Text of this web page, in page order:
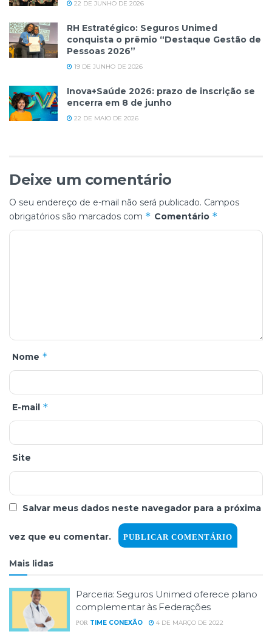
22 DE JUNHO DE 2026
RH Estratégico: Seguros Unimed
conquista o prêmio “Destaque Gestão de
Pessoas 2026”
19 DE JUNHO DE 2026
Inova+Saúde 2026: prazo de inscrição se
encerra em 8 de junho
22 DE MAIO DE 2026
Deixe um comentário
O seu endereço de e-mail não será publicado. Campos
obrigatórios são marcados com * Comentário *
Nome *
E-mail *
Site
Salvar meus dados neste navegador para a próxima
vez que eu comentar.
Mais lidas
Parceria: Seguros Unimed oferece plano
complementar às Federações
POR TIME CONEXÃO 4 DE MARÇO DE 2022